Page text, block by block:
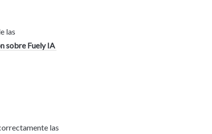
las
sobre Fuely IA
las